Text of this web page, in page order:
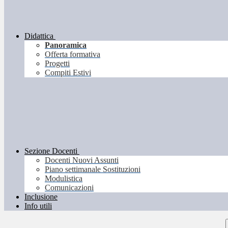
Didattica
Panoramica
Offerta formativa
Progetti
Compiti Estivi
Sezione Docenti
Docenti Nuovi Assunti
Piano settimanale Sostituzioni
Modulistica
Comunicazioni
Inclusione
Info utili